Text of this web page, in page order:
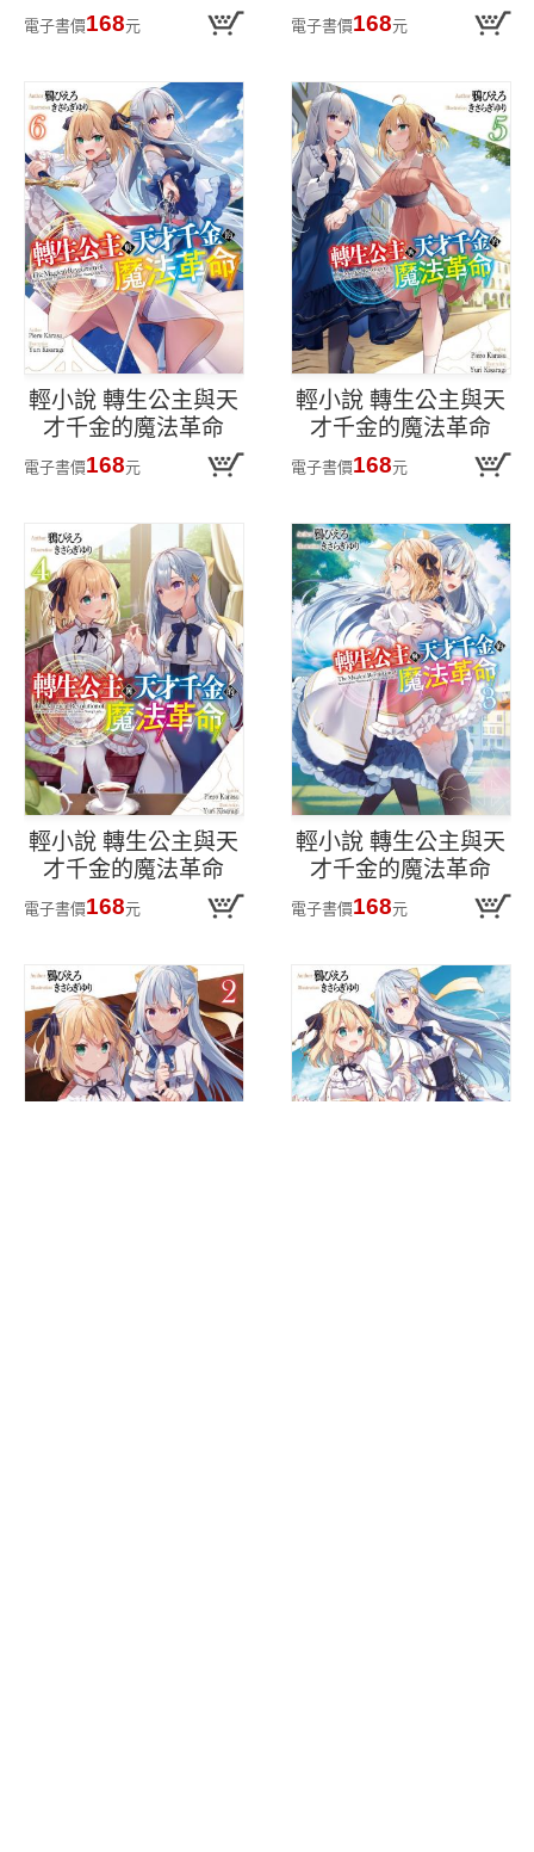
(08)
電子書價168元
(07)
電子書價168元
輕小說 轉生公主與天
才千金的魔法革命
(06)
電子書價168元
輕小說 轉生公主與天
才千金的魔法革命
(05)
電子書價168元
輕小說 轉生公主與天
才千金的魔法革命
(04)
電子書價168元
輕小說 轉生公主與天
才千金的魔法革命
(03)
電子書價168元